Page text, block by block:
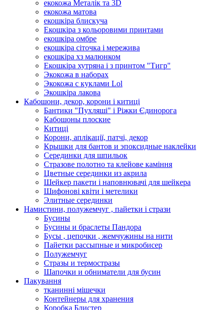
екокожа Металік та 3D
екокожа матова
екошкіра блискуча
Екошкіра з кольоровими принтами
екошкіра омбре
екошкіра сіточка і мережива
екошкіра хз малюнком
Екошкіра хутряна і з принтом "Тигр"
Экокожа в наборах
Экокожа с куклами Lol
Экошкiра лакова
Кабошони, декор, корони і китиці
Бантики "Пухляші" і Ріжки Єдинорога
Кабошоны плоские
Китиці
Корони, аплікації, патчі, декор
Крышки для бантов и эпоксидные наклейки
Серединки для шпильок
Стразове полотно та клейове каміння
Цветные серединки из акрила
Шейкер пакети і наповнювачі для шейкера
Шифонові квіти і метелики
Элитные серединки
Намистини, полужемчуг , пайетки і стрази
Бусины
Бусины и браслеты Пандора
Бусы , цепочки , жемчужины на нити
Пайетки рассыпные и микробисер
Полужемчуг
Стразы и термостразы
Шапочки и обниматели для бусин
Пакування
тканинні мішечки
Контейнеры для хранения
Коробка Блистер